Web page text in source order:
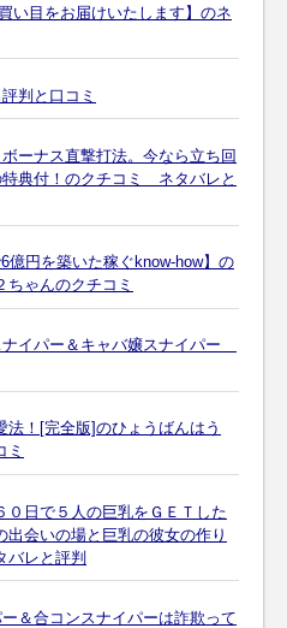
い目をお届けいたします】のネ
判と口コミ
ーナス直撃打法。今なら立ち回
典付！のクチコミ ネタバレと
億円を築いた稼ぐknow-how】の
ゃんのクチコミ
イパー＆キャバ嬢スナイパー
法！[完全版]のひょうばんはう
ミ
０日で５人の巨乳をＧＥＴした
出会いの場と巨乳の彼女の作り
レと評判
＆合コンスナイパーは詐欺って